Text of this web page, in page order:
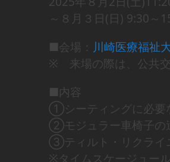
～８月３日(日) 9:30～
■会場： 川崎医療福祉
※ 来場の際は、公共交
■内容
①シーティングに必要
②モジュラー車椅子の
③ティルト・リクライ
※タイムスケージュー